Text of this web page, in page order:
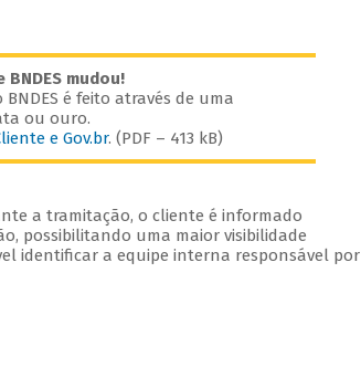
mudou!
é feito através de uma
ou ouro.
e Gov.br. (PDF – 413 kB)
a tramitação, o cliente é informado
possibilitando uma maior visibilidade
identificar a equipe interna responsável por